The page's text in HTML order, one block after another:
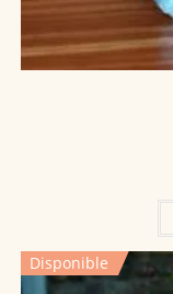
Disponible